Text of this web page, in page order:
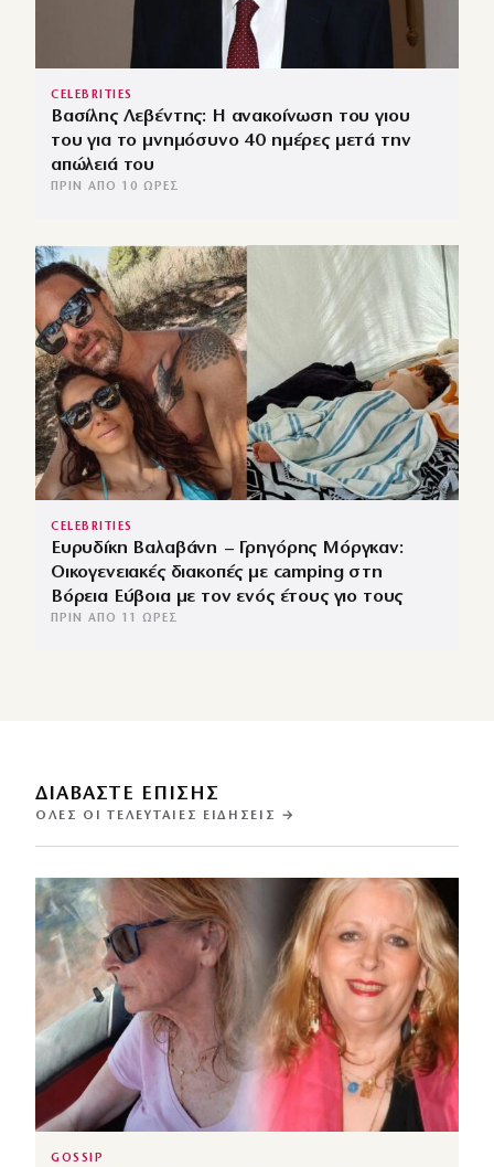
CELEBRITIES
Βασίλης Λεβέντης: Η ανακοίνωση του γιου
του για το μνημόσυνο 40 ημέρες μετά την
απώλειά του
ΠΡΙΝ ΑΠΌ 10 ΏΡΕΣ
CELEBRITIES
Ευρυδίκη Βαλαβάνη – Γρηγόρης Μόργκαν:
Οικογενειακές διακοπές με camping στη
Βόρεια Εύβοια με τον ενός έτους γιο τους
ΠΡΙΝ ΑΠΌ 11 ΏΡΕΣ
ΔΙΑΒΑΣΤΕ ΕΠΙΣΗΣ
ΌΛΕΣ ΟΙ ΤΕΛΕΥΤΑΊΕΣ ΕΙΔΉΣΕΙΣ →
GOSSIP